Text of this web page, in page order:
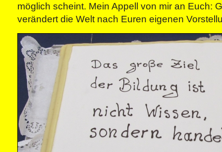
möglich scheint. Mein Appell von mir an Euch:
verändert die Welt nach Euren eigenen